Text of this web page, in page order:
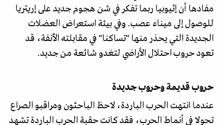
مفادها أن إثيوبيا ربما تفكر في شن هجوم جديد على إريتريا
للوصول إلى ميناء عصب. وفي بيئة استعراض العضلات
الجديدة التي يحذر منها "تساكنا" في مقابلته الآنفة، قد
تعود حروب احتلال الأراضي لتغدو شائعة من جديد.
حروب قديمة وحروب جديدة
عندما انتهت الحرب الباردة، لاحظ الباحثون ومراقبو الصراع
تحولا في أنماط الحرب، فقد كانت حقبة الحرب الباردة تشهد